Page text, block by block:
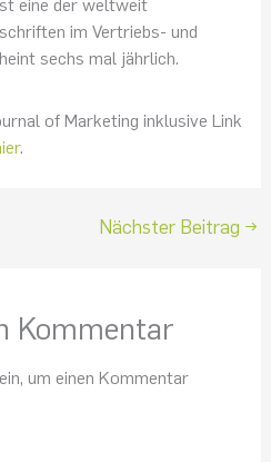
eine der weltweit
im Vertriebs- und
sechs mal jährlich.
of Marketing inklusive Link
.
Nächster Beitrag →
Kommentar
um einen Kommentar